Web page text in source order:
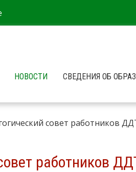
НОВОСТИ СВЕДЕНИЯ ОБ
совет работников
работников